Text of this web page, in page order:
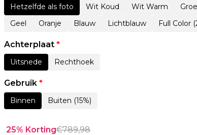
Hetzelfde als foto Wit Koud Wit Warm
Geel
Oranje Blauw Lichtblauw Full Color
Achterplaat *
Uitsnede Rechthoek
Gebruik *
Binnen Buiten (15%)
25% Korting€789,98